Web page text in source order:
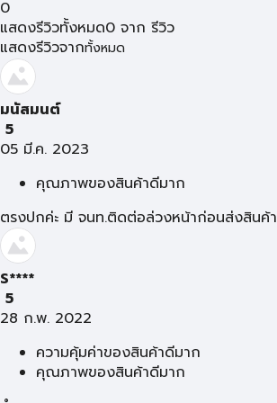
0
แสดงรีวิวทั้งหมด0 จาก รีวิว
แสดงรีวิวจากทั้งหมด
มนัสมนต์
5
05 มี.ค. 2023
คุณภาพของสินค้าดีมาก
ตรงปกค่ะ มี จนท.ติดต่อล่วงหน้าก่อนส่งสินค้า
S****
5
28 ก.พ. 2022
ความคุ้มค่าของสินค้าดีมาก
คุณภาพของสินค้าดีมาก